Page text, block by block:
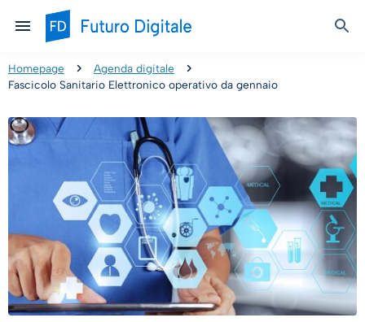
Homepage
Agenda digitale
Fascicolo Sanitario Elettronico operativo da gennaio